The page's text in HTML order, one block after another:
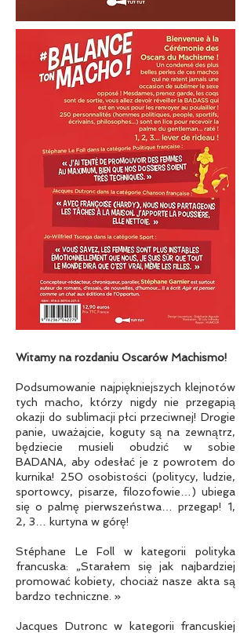
Witamy na rozdaniu Oscarów Machismo!
Podsumowanie najpiękniejszych klejnotów
tych macho, którzy nigdy nie przegapią
okazji do sublimacji płci przeciwnej! Drogie
panie, uważajcie, koguty są na zewnątrz,
będziecie musieli obudzić w sobie
BADANA, aby odesłać je z powrotem do
kurnika! 250 osobistości (politycy, ludzie,
sportowcy, pisarze, filozofowie…) ubiega
się o palmę pierwszeństwa… przegap! 1,
2, 3… kurtyna w górę!
Stéphane Le Foll w kategorii polityka
francuska: „Starałem się jak najbardziej
promować kobiety, chociaż nasze akta są
bardzo techniczne. »
Jacques Dutronc w kategorii francuskiej